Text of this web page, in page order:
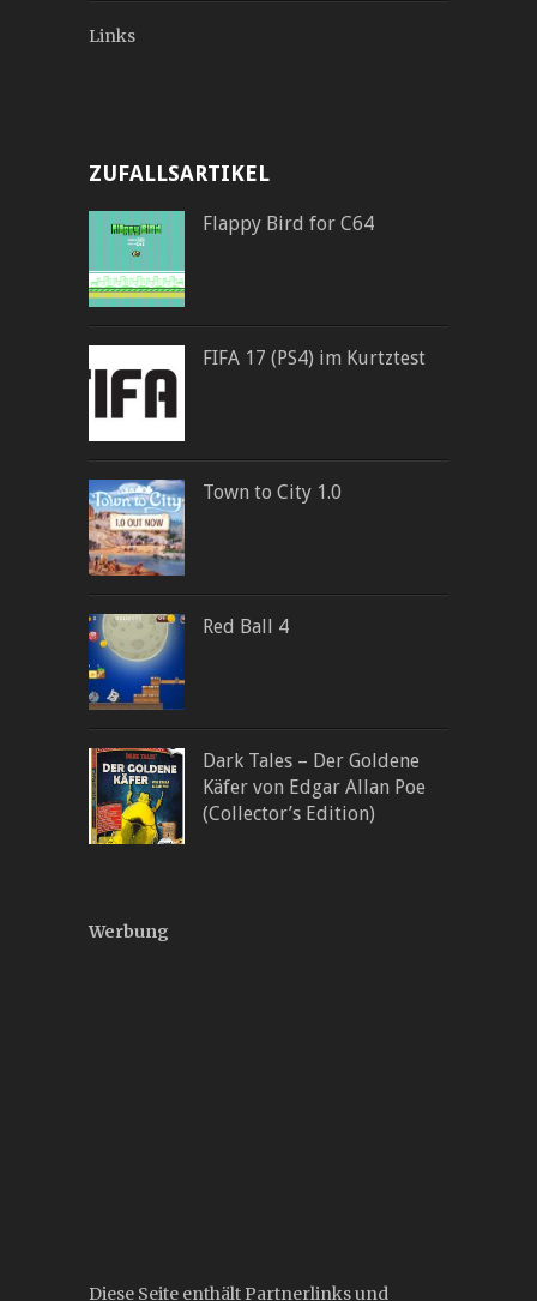
Links
ZUFALLSARTIKEL
Flappy Bird for C64
FIFA 17 (PS4) im Kurtztest
Town to City 1.0
Red Ball 4
Dark Tales – Der Goldene
Käfer von Edgar Allan Poe
(Collector’s Edition)
Werbung
Diese Seite enthält Partnerlinks und